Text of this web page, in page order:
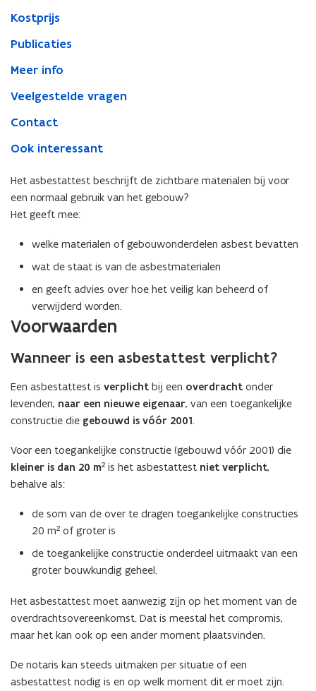
Kostprijs
Publicaties
Meer info
Veelgestelde vragen
Contact
Ook interessant
Het asbestattest beschrijft de zichtbare materialen bij voor
een normaal gebruik van het gebouw?
Het geeft mee:
welke materialen of gebouwonderdelen asbest bevatten
wat de staat is van de asbestmaterialen
en geeft advies over hoe het veilig kan beheerd of
verwijderd worden.
Voorwaarden
Wanneer is een asbestattest verplicht?
Een asbestattest is verplicht bij een overdracht onder
levenden, naar een nieuwe eigenaar, van een toegankelijke
constructie die gebouwd is vóór 2001.
Voor een toegankelijke constructie (gebouwd vóór 2001) die
kleiner is dan 20 m² is het asbestattest niet verplicht,
behalve als:
de som van de over te dragen toegankelijke constructies
20 m² of groter is
de toegankelijke constructie onderdeel uitmaakt van een
groter bouwkundig geheel.
Het asbestattest moet aanwezig zijn op het moment van de
overdrachtsovereenkomst. Dat is meestal het compromis,
maar het kan ook op een ander moment plaatsvinden.
De notaris kan steeds uitmaken per situatie of een
asbestattest nodig is en op welk moment dit er moet zijn.